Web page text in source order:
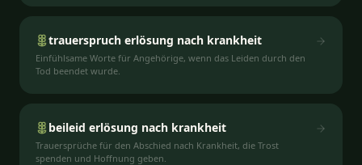
trauerspruch erlösung nach krankheit
Einfühlsame Worte für Angehörige, wenn das Leiden durch den
Tod beendet wurde.
beileid erlösung nach krankheit
Trauersprüche für den Abschied nach Krankheit, die Trost
spenden und Hoffnung geben.